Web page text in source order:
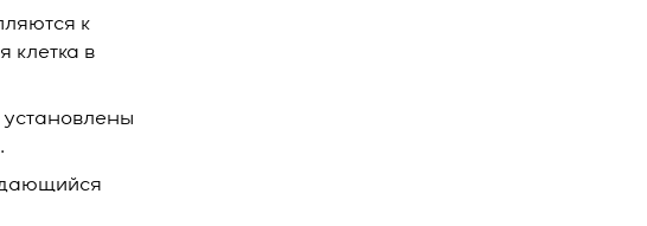
к
клетка в